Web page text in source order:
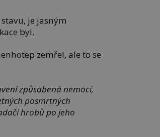
je jasným
byl.
zemřel, ale to se
způsobená nemocí,
posmrtných
hrobů po jeho